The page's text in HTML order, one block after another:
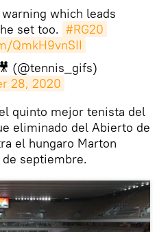
which leads
set too. #RG20
QmkH9vnSII
(@tennis_gifs)
28, 2020
quinto mejor tenista del
eliminado del Abierto de
el hungaro Marton
septiembre.